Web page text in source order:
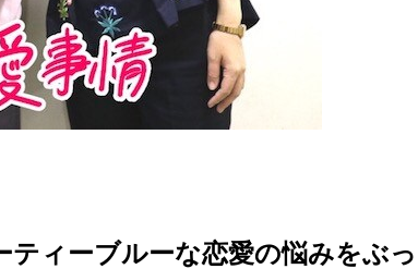
ティーブルーな恋愛の悩みをぶ